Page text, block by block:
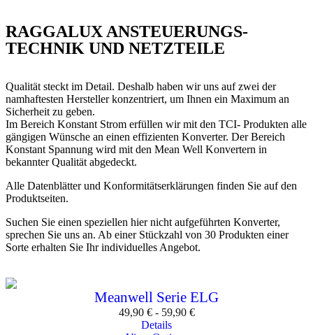
RAGGALUX ANSTEUERUNGS-
TECHNIK UND NETZTEILE
Qualität steckt im Detail. Deshalb haben wir uns auf zwei der
namhaftesten Hersteller konzentriert, um Ihnen ein Maximum an
Sicherheit zu geben.
Im Bereich Konstant Strom erfüllen wir mit den TCI- Produkten alle
gängigen Wünsche an einen effizienten Konverter. Der Bereich
Konstant Spannung wird mit den Mean Well Konvertern in
bekannter Qualität abgedeckt.
Alle Datenblätter und Konformitätserklärungen finden Sie auf den
Produktseiten.
Suchen Sie einen speziellen hier nicht aufgeführten Konverter,
sprechen Sie uns an. Ab einer Stückzahl von 30 Produkten einer
Sorte erhalten Sie Ihr individuelles Angebot.
Meanwell Serie ELG
49,90 €- 59,90 €
Details